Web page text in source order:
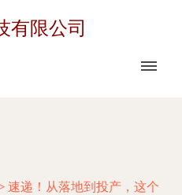
有限公司
> 速递！从落地到投产，这个